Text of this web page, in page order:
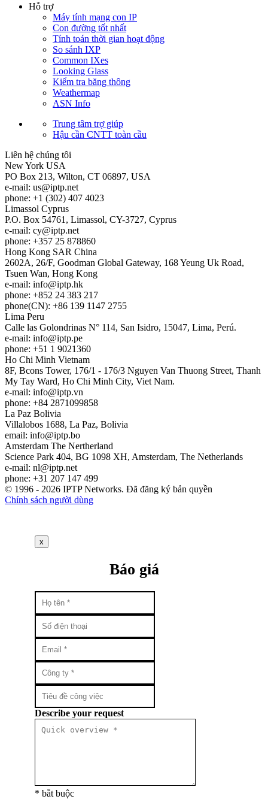
Hỗ trợ
Máy tính mạng con IP
Con đường tốt nhất
Tính toán thời gian hoạt động
So sánh IXP
Common IXes
Looking Glass
Kiểm tra băng thông
Weathermap
ASN Info
Trung tâm trợ giúp
Hậu cần CNTT toàn cầu
Liên hệ chúng tôi
New York USA
PO Box 213, Wilton, CT 06897, USA
e-mail: us
iptp.net
phone: +1 (302) 407 4023
Limassol Cyprus
P.O. Box 54761, Limassol, CY-3727, Cyprus
e-mail: cy
iptp.net
phone: +357 25 878860
Hong Kong SAR China
2602A, 26/F, Goodman Global Gateway, 168 Yeung Uk Road,
Tsuen Wan, Hong Kong
e-mail: info
iptp.hk
phone: +852 24 383 217
phone(CN): +86 139 1147 2755
Lima Peru
Calle las Golondrinas N° 114, San Isidro, 15047, Lima, Perú.
e-mail: info
iptp.pe
phone: +51 1 9021360
Ho Chi Minh Vietnam
8F, Bcons Tower, 176/1 - 176/3 Nguyen Van Thuong Street, Thanh
My Tay Ward, Ho Chi Minh City, Viet Nam.
e-mail: info
iptp.vn
phone: +84 2871099858
La Paz Bolivia
Villalobos 1688, La Paz, Bolivia
email: info
iptp.bo
Amsterdam The Nertherland
Science Park 404, BG 1098 XH, Amsterdam, The Netherlands
e-mail: nl
iptp.net
phone: +31 207 147 499
© 1996 - 2026 IPTP Networks. Đã đăng ký bản quyền
Chính sách người dùng
x
Báo giá
Describe your request
* bắt buộc